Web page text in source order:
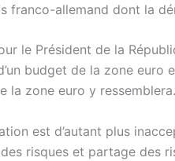
franco-allemand dont la
le Président de la
budget de la zone
la zone euro y ressemblera.
est d’autant plus
risques et partage des